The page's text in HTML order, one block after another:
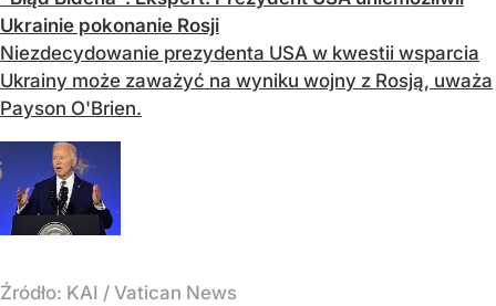
Ukrainie pokonanie Rosji
Niezdecydowanie prezydenta USA w kwestii wsparcia
Ukrainy może zaważyć na wyniku wojny z Rosją, uważa
Payson O'Brien.
Źródło: KAI / Vatican News